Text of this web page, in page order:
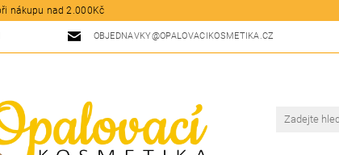
nákupu nad 2.000Kč
OBJEDNAVKY@OPALOVACIKOSMETIKA.CZ